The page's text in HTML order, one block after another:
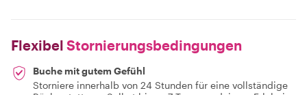
Flexibel Stornierungsbedingungen
Buche mit gutem Gefühl
Storniere innerhalb von 24 Stunden für eine vollständige